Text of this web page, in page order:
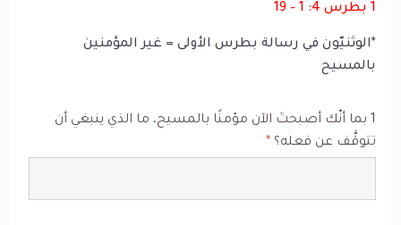
1 بطرس 4: 1 – 19
*الوثنيّون في رسالة بطرس الأولى = غير المؤمنين
بالمسيح
1 بما أنّك أصبحتَ الآن مؤمنًا بالمسيح، ما الذي ينبغي أن
تتوقَّف عن فعله؟ *